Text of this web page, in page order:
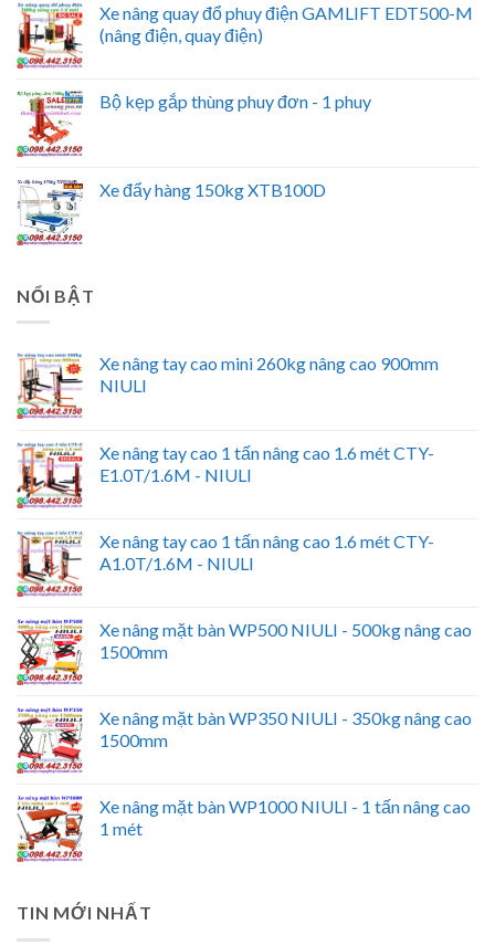
Xe nâng quay đổ phuy điện GAMLIFT EDT500-M
(nâng điện, quay điện)
Bộ kẹp gắp thùng phuy đơn - 1 phuy
Xe đẩy hàng 150kg XTB100D
NỔI BẬT
Xe nâng tay cao mini 260kg nâng cao 900mm
NIULI
Xe nâng tay cao 1 tấn nâng cao 1.6 mét CTY-
E1.0T/1.6M - NIULI
Xe nâng tay cao 1 tấn nâng cao 1.6 mét CTY-
A1.0T/1.6M - NIULI
Xe nâng mặt bàn WP500 NIULI - 500kg nâng cao
1500mm
Xe nâng mặt bàn WP350 NIULI - 350kg nâng cao
1500mm
Xe nâng mặt bàn WP1000 NIULI - 1 tấn nâng cao
1 mét
TIN MỚI NHẤT